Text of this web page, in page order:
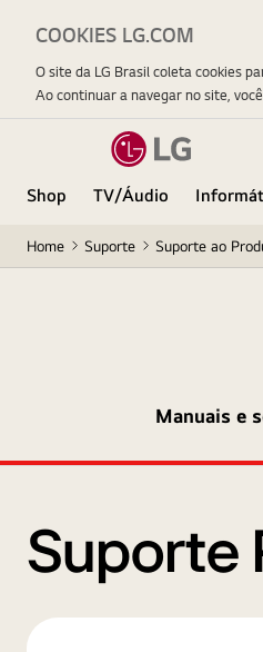
Shop TV/Áudio
Home Suporte Suporte ao
Manuais e
Suporte
COOKIES LG.COM
O site da LG Brasil coleta cookies
Ao continuar a navegar no site,